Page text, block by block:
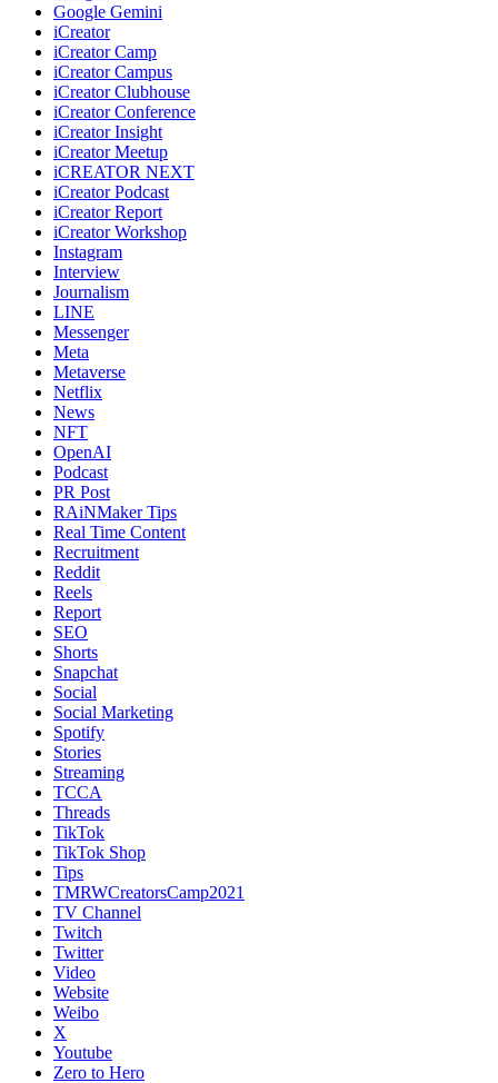
Google Gemini
iCreator
iCreator Camp
iCreator Campus
iCreator Clubhouse
iCreator Conference
iCreator Insight
iCreator Meetup
iCREATOR NEXT
iCreator Podcast
iCreator Report
iCreator Workshop
Instagram
Interview
Journalism
LINE
Messenger
Meta
Metaverse
Netflix
News
NFT
OpenAI
Podcast
PR Post
RAiNMaker Tips
Real Time Content
Recruitment
Reddit
Reels
Report
SEO
Shorts
Snapchat
Social
Social Marketing
Spotify
Stories
Streaming
TCCA
Threads
TikTok
TikTok Shop
Tips
TMRWCreatorsCamp2021
TV Channel
Twitch
Twitter
Video
Website
Weibo
X
Youtube
Zero to Hero